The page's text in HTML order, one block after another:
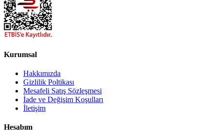
Kurumsal
Hakkımızda
Gizlilik Poltikası
Mesafeli Satış Sözleşmesi
İade ve Değişim Koşulları
İletişim
Hesabım